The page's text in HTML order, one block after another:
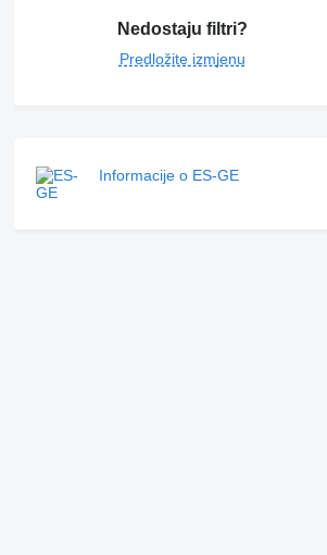
Nedostaju filtri?
Predložite izmjenu
Informacije o ES-GE